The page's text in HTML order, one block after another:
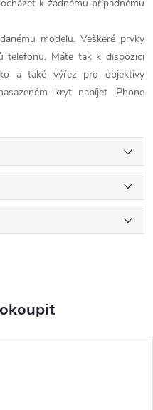
k žádnému případnému
modelu. Veškeré prvky
telefonu. Máte tak k dispozici
a také výřez pro objektivy
kryt nabíjet iPhone